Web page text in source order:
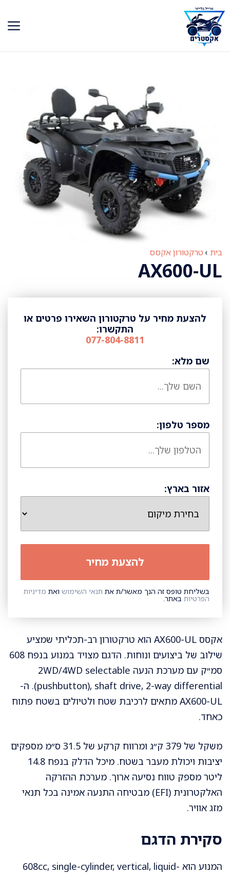
לדלג
לתוכן
בית › טרקטורון אקסס
AX600-UL
להצעת מחיר על טרקטורון השאירו פרטים או
התקשרו:
077-804-8811
שם מלא:
מספר טלפון:
אזור בארץ:
בשליחת טופס זה הנך מאשר/ת את תנאי השימוש ואת מדיניות
הפרטיות באתר.
אקסס AX600-UL הוא טרקטורון רב-תכליתי שמציע
שילוב של ביצועים ונוחות. הדגם מצויד במנוע בנפח 608
סמ״ק עם מערכת הנעה 2WD/4WD selectable
(pushbutton), shaft drive, 2-way differential. ה-
AX600-UL מתאים לרכיבת שטח ולטיולים בשטח פתוח
כאחד.
משקל של 379 ק״ג ומרווח קרקע של 31.5 ס״מ מספקים
יציבות ויכולת מעבר בשטח. מיכל הדלק בנפח 14.8
ליטר מספק טווח נסיעה ארוך. מערכת ההזרקה
האלקטרונית (EFI) מבטיחה התנעה אמינה בכל תנאי
מזג אוויר.
סקירת הדגם
המנוע הוא 608cc, single-cylinder, vertical, liquid-